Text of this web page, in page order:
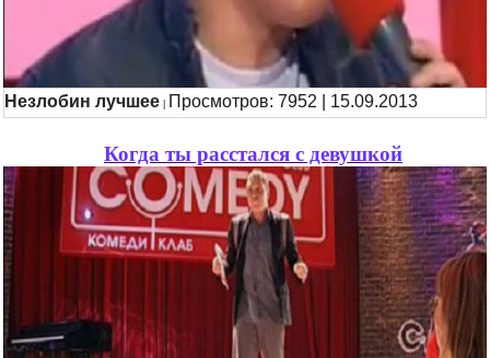
Незлобин лучшее Просмотров: 7952 | 15.09.2013
Когда ты расстался с девушкой